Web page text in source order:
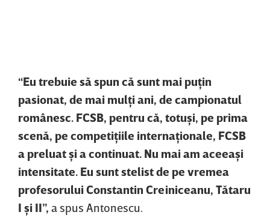
“Eu trebuie să spun că sunt mai puţin
pasionat, de mai mulţi ani, de campionatul
românesc. FCSB, pentru că, totuşi, pe prima
scenă, pe competiţiile internaţionale, FCSB
a preluat şi a continuat. Nu mai am aceeaşi
intensitate. Eu sunt stelist de pe vremea
profesorului Constantin Creiniceanu, Tătaru
I şi II”, a spus Antonescu.